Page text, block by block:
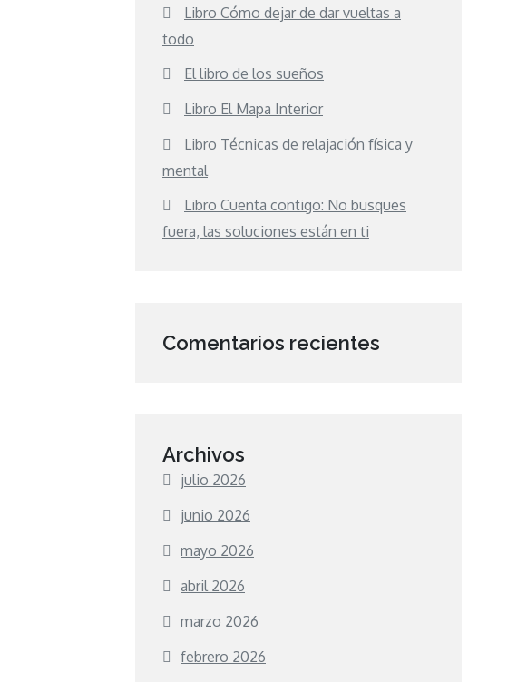
Libro Cómo dejar de dar vueltas a
todo
El libro de los sueños
Libro El Mapa Interior
Libro Técnicas de relajación física y
mental
Libro Cuenta contigo: No busques
fuera, las soluciones están en ti
Comentarios recientes
Archivos
julio 2026
junio 2026
mayo 2026
abril 2026
marzo 2026
febrero 2026